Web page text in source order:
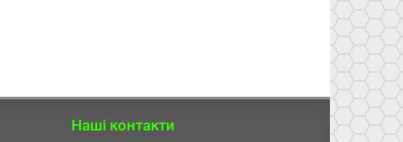
Наші контакти